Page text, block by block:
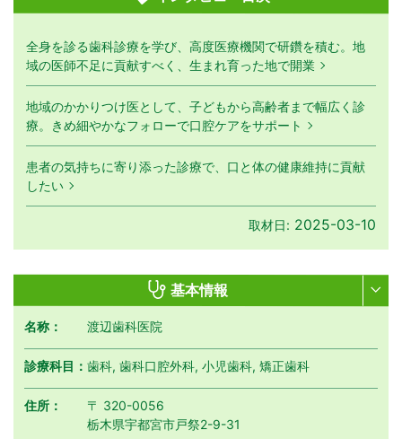
全身を診る歯科診療を学び、高度医療機関で研鑽を積む。地
域の医師不足に貢献すべく、生まれ育った地で開業
地域のかかりつけ医として、子どもから高齢者まで幅広く診
療。きめ細やかなフォローで口腔ケアをサポート
患者の気持ちに寄り添った診療で、口と体の健康維持に貢献
したい
取材日: 2025-03-10
基本情報
名称： 渡辺歯科医院
診療科目：歯科, 歯科口腔外科, 小児歯科, 矯正歯科
住所：
〒 320-0056
栃木県宇都宮市戸祭2-9-31